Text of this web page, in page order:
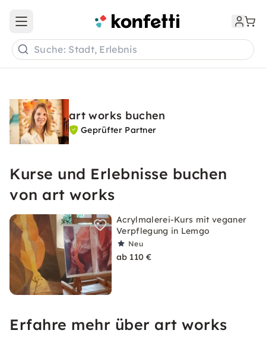
Open main menu
Suche: Stadt, Erlebnis
art works buchen
Geprüfter Partner
Kurse und Erlebnisse buchen
von art works
Acrylmalerei-Kurs mit veganer
Verpflegung in Lemgo
Neu
ab 110 €
Erfahre mehr über art works